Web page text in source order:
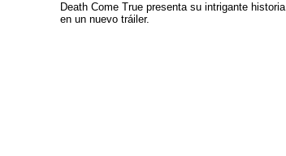
Death Come True presenta su intrigante historia
en un nuevo tráiler.